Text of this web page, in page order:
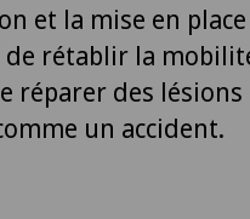
et la mise en
rétablir la
réparer des
un accident.